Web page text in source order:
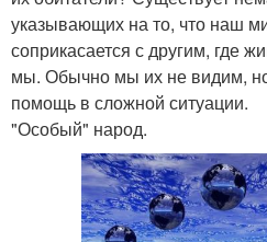
указывающих на то, что наш
соприкасается с другим, где
мы. Обычно мы их не видим,
помощь в сложной ситуации.
"Особый" народ.